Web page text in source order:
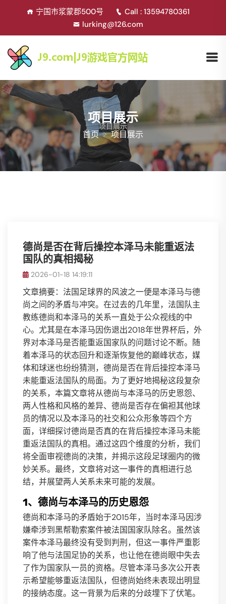
宁国市浆蒙郡500号
Call : 13594780361
lurking@126.com
项目展示
首页 项目展示
德尚是否在背后操控本泽马未能重返法
国队的真相揭秘
2026-01-18 14:19:11
文章摘要：法国足球界的风波之一便是本泽马与德
尚之间的矛盾与冲突。在过去的几年里，法国队主
教练德尚和本泽马的关系一直处于公众视线的中
心。尤其是在本泽马因伤退出2018年世界杯后，外
界对本泽马是否能重返国家队的问题讨论不断。随
着本泽马的状态回升和逐渐恢复他的巅峰状态，媒
体和球迷也纷纷猜测，德尚是否在背后操控本泽马
未能重返法国队的局面。为了更好地揭秘这段复杂
的关系，本篇文章将从德尚与本泽马的历史恩怨、
两人性格和风格的差异、德尚是否存在偏袒其他球
员的情况以及本泽马的社交和公众形象等四个方
面，详细探讨德尚是否真的在背后操控本泽马未能
重返法国队的真相。通过这四个维度的分析，我们
将全面审视德尚的决策，并揭示这段足球圈内的微
妙关系。最终，文章将对这一事件的真相进行总
结，并展望两人关系未来可能的发展。
1、德尚与本泽马的历史恩怨
德尚和本泽马的矛盾始于2015年，当时本泽马因涉
嫌牵涉到黑帮勒索案件被法国国家队除名。虽然该
案件本泽马最终没有受到判刑，但这一事件严重影
响了他与法国足协的关系，也让他在德尚眼中失去
了作为国家队一员的资格。尽管本泽马多次公开表
示希望能够重返法国队，但德尚始终未表现出明显
的接纳态度。这一背景为后来的分歧埋下了伏笔。